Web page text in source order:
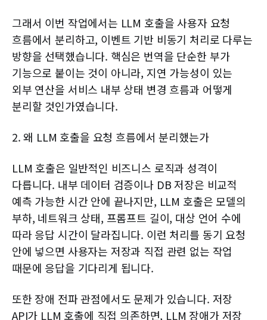
그래서 이번 작업에서는 LLM 호출을 사용자 요청
흐름에서 분리하고, 이벤트 기반 비동기 처리로 다루는
방향을 선택했습니다. 핵심은 번역을 단순한 부가
기능으로 붙이는 것이 아니라, 지연 가능성이 있는
외부 연산을 서비스 내부 상태 변경 흐름과 어떻게
분리할 것인가였습니다.
2. 왜 LLM 호출을 요청 흐름에서 분리했는가
LLM 호출은 일반적인 비즈니스 로직과 성격이
다릅니다. 내부 데이터 검증이나 DB 저장은 비교적
예측 가능한 시간 안에 끝나지만, LLM 호출은 모델의
부하, 네트워크 상태, 프롬프트 길이, 대상 언어 수에
따라 응답 시간이 달라집니다. 이런 처리를 동기 요청
안에 넣으면 사용자는 저장과 직접 관련 없는 작업
때문에 응답을 기다리게 됩니다.
또한 장애 전파 관점에서도 문제가 있습니다. 저장
API가 LLM 호출에 직접 의존하면, LLM 장애가 저장